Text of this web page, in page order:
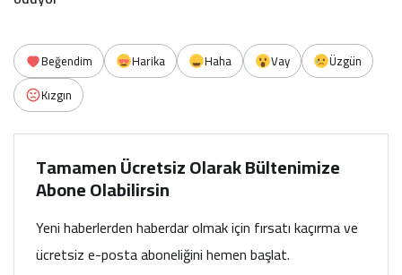
Beğendim Harika Haha Vay
Üzgün
Kızgın
Tamamen Ücretsiz Olarak Bültenimize
Abone Olabilirsin
Yeni haberlerden haberdar olmak için fırsatı kaçırma ve
ücretsiz e-posta aboneliğini hemen başlat.